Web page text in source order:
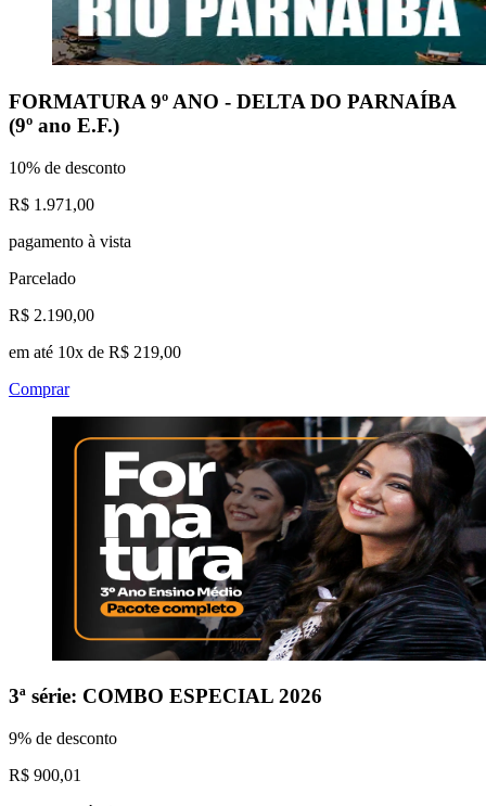
FORMATURA 9º ANO - DELTA DO PARNAÍBA
(9º ano E.F.)
10% de desconto
R$ 1.971,00
pagamento à vista
Parcelado
R$ 2.190,00
em até 10x de R$ 219,00
Comprar
3ª série: COMBO ESPECIAL 2026
9% de desconto
R$ 900,01